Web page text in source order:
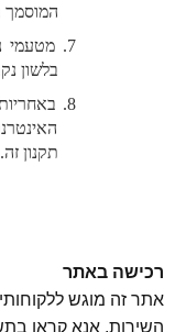
המוסמך בתל
בלשון נקבה יש
באתר
מוגש ללקוחותינו,
אנא קראו בתשומת